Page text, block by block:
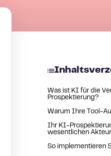
Was ist KI für die
Prospektierung?
Warum Ihre Tool-
Ihr KI-
wesentlichen
So implementieren